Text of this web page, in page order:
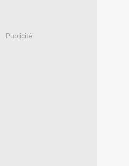
Publicité